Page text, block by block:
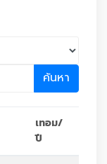
ค้นหา
เทอม/
ปี